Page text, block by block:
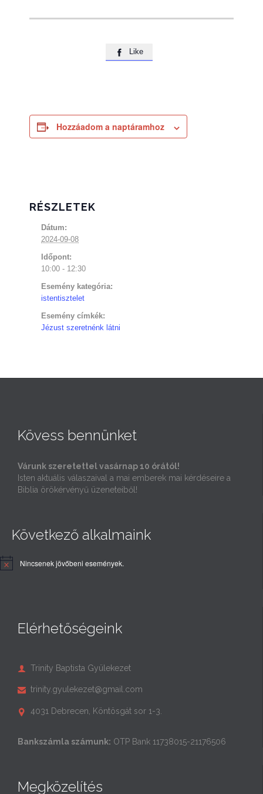
 Like
Hozzáadom a naptáramhoz
RÉSZLETEK
Dátum:
2024-09-08
Időpont:
10:00 - 12:30
Esemény kategória:
istentisztelet
Esemény címkék:
Jézust szeretnénk látni
Kövess bennünket
Várunk szeretettel vasárnap 10 órától!
Isten aktuális válaszaival a mai emberek mai kérdéseire a
Biblia örökérvényű üzeneteiből!
Következő alkalmaink
Nincsenek jövőbeni események.
Elérhetőségeink
 Trinity Baptista Gyülekezet
 trinity.gyulekezet@gmail.com
 4031 Debrecen, Köntösgát sor 1-3.
Bankszámla számunk: OTP Bank 11738015-21176506
Megközelítés